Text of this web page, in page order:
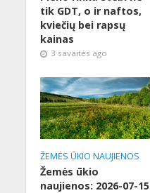
tik GDT, o ir naftos,
kviečių bei rapsų
kainas
3 savaitės ago
ŽEMĖS ŪKIO NAUJIENOS
Žemės ūkio
naujienos: 2026-07-15